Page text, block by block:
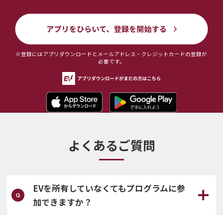
※登録にはアプリダウンロードとメールアドレス・クレジットカードの登録が
必要です。
よくあるご質問
EVを所有していなくてもプログラムに参
加できますか？